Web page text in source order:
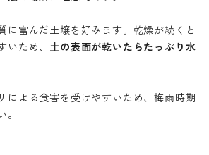
に富んだ土壌を好みます。乾燥が続くと
ため、 土の表面が乾いたらたっぷり水
による食害を受けやすいため、梅雨時期